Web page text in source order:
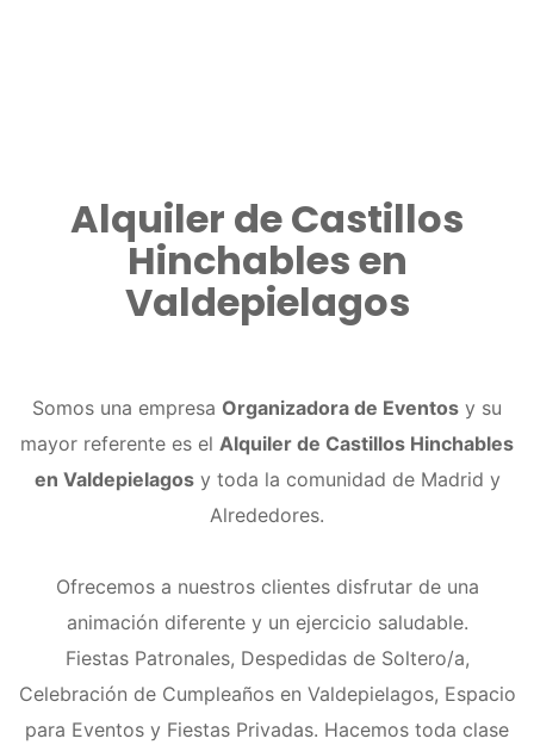
Alquiler de Castillos
Hinchables en
Valdepielagos
Somos una empresa Organizadora de Eventos y su
mayor referente es el Alquiler de Castillos Hinchables
en Valdepielagosy toda la comunidad de Madrid y
Alrededores.
Ofrecemos a nuestros clientes disfrutar de una
animación diferente y un ejercicio saludable.
Fiestas Patronales, Despedidas de Soltero/a,
Celebración de Cumpleaños en Valdepielagos, Espacio
para Eventos y Fiestas Privadas. Hacemos toda clase